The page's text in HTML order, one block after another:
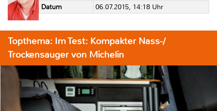
Datum
06.07.2015, 14:18 Uhr
Topthema: Im Test: Kompakter Nass-/
Trockensauger von Michelin